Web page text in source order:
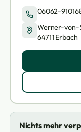
06062-
Werner-von-
64711 Erbach
Nichts mehr